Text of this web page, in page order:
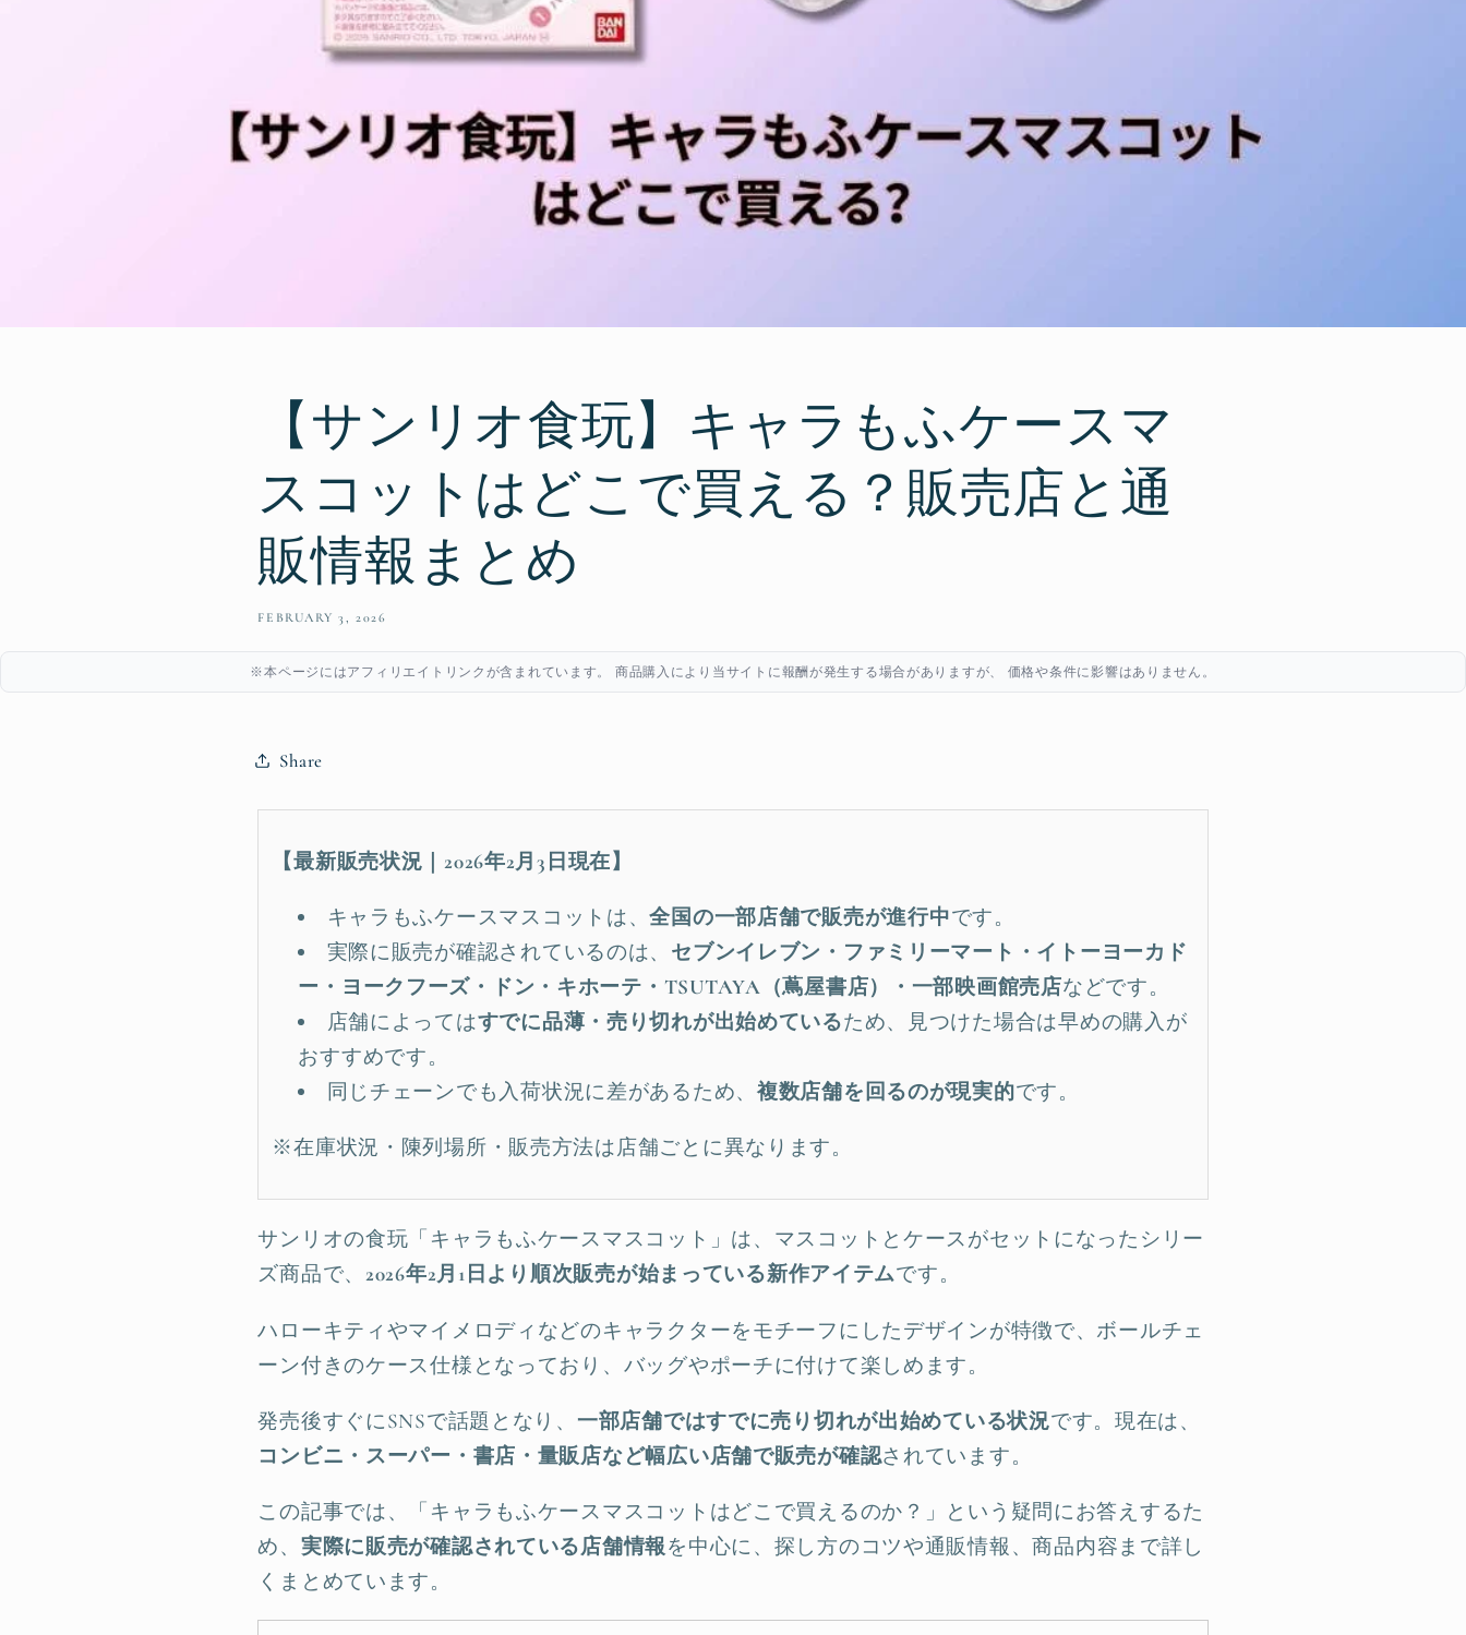
【サンリオ食玩】キャラもふケースマ
スコットはどこで買える？販売店と通
販情報まとめ
FEBRUARY 3, 2026
※本ページにはアフィリエイトリンクが含まれています。 商品購入により当サイトに報酬が発生する場合がありますが、 価格や条件に影響はありません。
Share
【最新販売状況｜2026年2月3日現在】
キャラもふケースマスコットは、全国の一部店舗で販売が進行中です。
実際に販売が確認されているのは、 セブンイレブン・ファミリーマート・イトーヨーカド
ー・ヨークフーズ・ドン・キホーテ・TSUTAYA（蔦屋書店）・一部映画館売店などです。
店舗によってはすでに品薄・売り切れが出始めているため、見つけた場合は早めの購入が
おすすめです。
同じチェーンでも入荷状況に差があるため、 複数店舗を回るのが現実的です。
※在庫状況・陳列場所・販売方法は店舗ごとに異なります。
サンリオの食玩「キャラもふケースマスコット」は、マスコットとケースがセットになったシリー
ズ商品で、2026年2月1日より順次販売が始まっている新作アイテムです。
ハローキティやマイメロディなどのキャラクターをモチーフにしたデザインが特徴で、ボールチェ
ーン付きのケース仕様となっており、バッグやポーチに付けて楽しめます。
発売後すぐにSNSで話題となり、 一部店舗ではすでに売り切れが出始めている状況です。現在は、
コンビニ・スーパー・書店・量販店など幅広い店舗で販売が確認されています。
この記事では、「キャラもふケースマスコットはどこで買えるのか？」という疑問にお答えするた
め、 実際に販売が確認されている店舗情報を中心に、探し方のコツや通販情報、商品内容まで詳し
くまとめています。